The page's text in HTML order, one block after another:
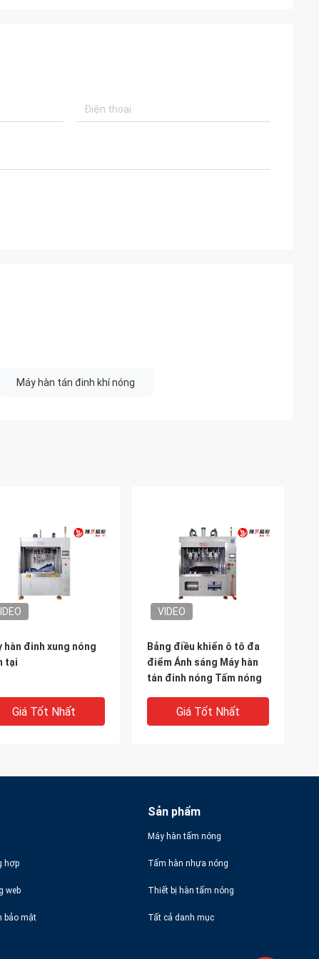
Máy hàn tán đinh khí nóng
hàn đinh xung nóng
tại
Giá Tốt Nhất
VIDEO
Bảng điều khiển ô tô đa
điểm Ánh sáng Máy hàn
tán đinh nóng Tấm nóng
Giá Tốt Nhất
máy hàn điểm tán
Máy hàn đinh tán siêu âm
hợp
web
bảo mật
Sản phẩm
Máy hàn tấm nóng
Tấm hàn nhựa nóng
Thiết bị hàn tấm nóng
Tất cả danh mục